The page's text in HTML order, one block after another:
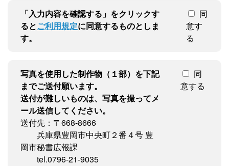
「入力内容を確認する」をクリックす
るとご利用規定に同意するものとしま
す。
同
意す
る
写真を使用した制作物（１部）を下記
までご送付願います。
送付が難しいものは、写真を撮ってメ
ール送信してください。
送付先：〒668-8666
兵庫県豊岡市中央町２番４号 豊
岡市秘書広報課
tel.0796-21-9035
同
意する